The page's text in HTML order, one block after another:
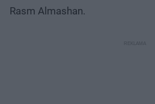
Rasm Almashan.